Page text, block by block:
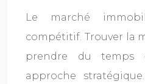
Le marché
compétitif. Trouver la
prendre du temps
approche